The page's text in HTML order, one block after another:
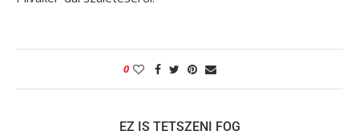
0
EZ IS TETSZENI FOG